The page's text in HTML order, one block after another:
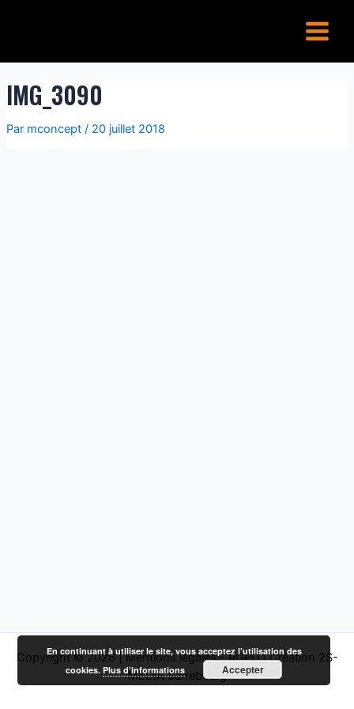
Menu
IMG_3090
Par mconcept / 20 juillet 2018
Copyright © 2026 |Mentions légales - RGPD|Création 2S-
MEDIA Sarrebourg
En continuant à utiliser le site, vous acceptez l’utilisation des
cookies.Plus d’informations Accepter